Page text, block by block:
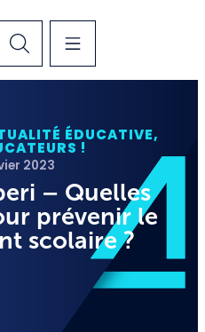
ÉDUCATIVE,
!
2023
– Quelles
prévenir le
scolaire ?